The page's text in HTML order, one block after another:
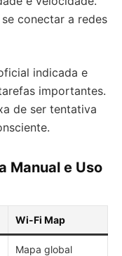
conectar a redes
indicada e
importantes.
de ser tentativa
Manual e Uso
Wi-Fi Map
Mapa global